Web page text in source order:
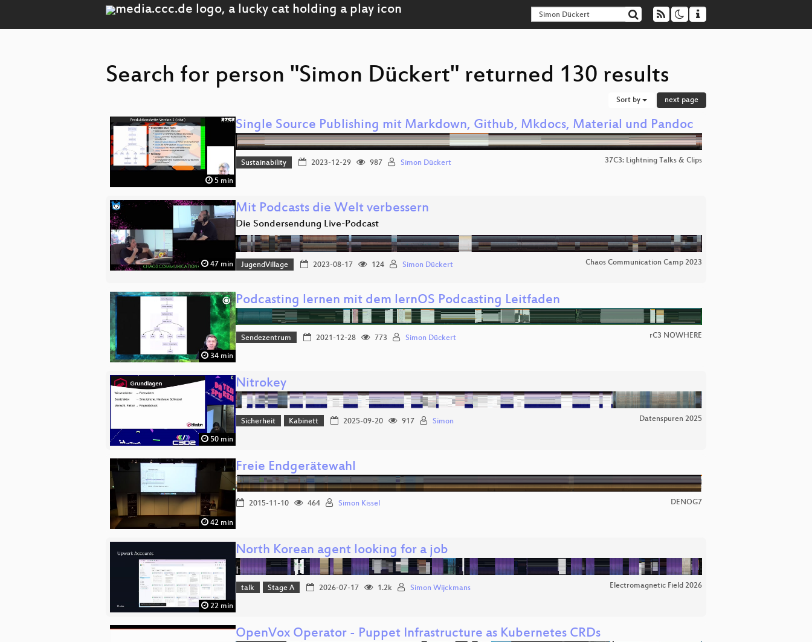
Search for person "Simon Dückert" returned 130 results
Sort by next page
5 min
Single Source Publishing mit Markdown, Github, Mkdocs, Material und Pandoc
Sustainability 2023-12-29 987 Simon Dückert 37C3: Lightning Talks & Clips
47 min
Mit Podcasts die Welt verbessern
Die Sondersendung Live-Podcast
JugendVillage 2023-08-17 124 Simon Dückert Chaos Communication Camp 2023
34 min
Podcasting lernen mit dem lernOS Podcasting Leitfaden
Sendezentrum 2021-12-28 773 Simon Dückert rC3 NOWHERE
50 min
Nitrokey
Sicherheit Kabinett 2025-09-20 917 Simon Datenspuren 2025
42 min
Freie Endgerätewahl
2015-11-10 464 Simon Kissel DENOG7
22 min
North Korean agent looking for a job
talk Stage A 2026-07-17 1.2k Simon Wijckmans Electromagnetic Field 2026
OpenVox Operator - Puppet Infrastructure as Kubernetes CRDs